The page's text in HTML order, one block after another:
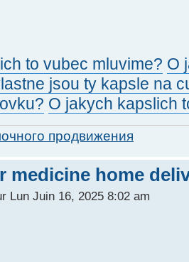
to vubec mluvime? O
jsou ty kapsle na
O jakych kapslich
продвижения
medicine home
Lun Juin 16, 2025 8:02 am